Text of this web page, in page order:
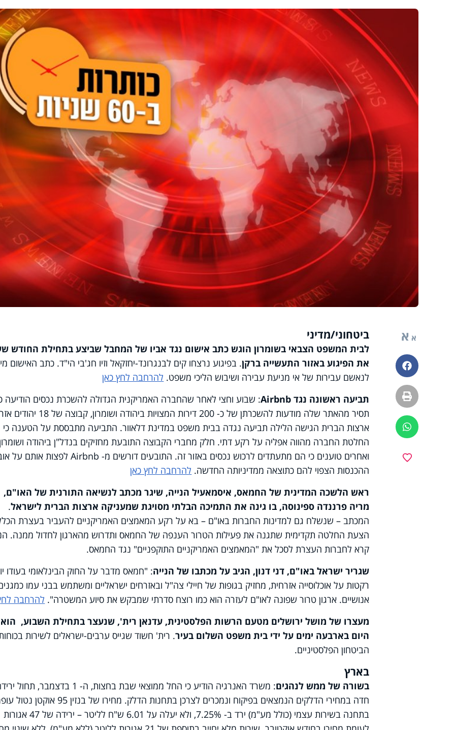
א א
פייסבוק
הדפסה
ווטסאפ
ביטחוני/מדיני
לבית המשפט הצבאי בשומרון הוגש כתב אישום נגד אביו של המחבל שביצע בתחילת החודש
את הפיגוע באזור התעשייה ברקן. בפיגוע נרצחו קים לבנגרונד-יחזקאל וזיו חג'בי הי"ד. כתב האישום
לנאשם עבירות של אי מניעת עבירה ושיבוש הליכי משפט. להרחבה לחץ כאן
תביעה ראשונה נגד Airbnb
: שבוע וחצי לאחר שהחברה האמריקנית הגדולה להשכרת נכסים הודיעה
תסיר מהאתר שלה מודעות להשכרתן של כ- 200 דירות המצויות ביהודה ושומרון,
ארצות הברית הגישה הלילה תביעה נגדה בבית משפט במדינת דלאוור. התביעה מתבססת על הטענה כי
החלטת החברה מהווה אפליה על רקע דתי. חלק מחברי הקבוצה התובעת מחזיקים בנדל"ן ביהודה
ואחרים טוענים כי הם מתעתדים לרכוש נכסים באזור זה. התובעים דורשים מ- Airbnbלפצות אותם על
ההכנסות הצפוי להם כתוצאה ממדיניותה החדשה. להרחבה לחץ כאן
ראש הלשכה המדינית של החמאס, איסמאעיל הנייה, שיגר מכתב לנשיאה התורנית של האו"ם,
מריה פרננדה ספינוסה, בו גינה את התמיכה הבלתי מסויגת שמעניקה ארצות הברית לישראל.
המכתב – שנשלח גם למדינות החברות באו"ם – בא על רקע המאמצים האמריקניים להעביר בעצרת
הצעת החלטה תקדימית שתגנה את פעילות הטרור הענפה של החמאס ותדרוש מהארגון לחדול ממנה.
קרא לחברות העצרת לסכל את "המאמצים האמריקניים התוקפניים" נגד החמאס.
שגריר ישראל באו"ם, דני דנון, הגיב על מכתבו של הנייה: "חמאס מדבר על החוק הבינלאומי בעודו
רקטות על אוכלוסייה אזרחית, מחזיק בגופות של חיילי צה"ל ובאזרחים ישראליים ומשתמש בבני עמו
אנושיים. ארגון טרור שפונה לאו"ם לעזרה הוא כמו רוצח סדרתי שמבקש את סיוע המשטרה". להרחבה
מעצרו של מושל ירושלים מטעם הרשות הפלסטינית, עדנאן רית', שנעצר בתחילת השבוע,
היום בארבעה ימים על ידי בית משפט השלום בעיר. רית' חשוד שגייס ערבים-ישראלים לשירות
הביטחון הפלסטיניים.
בארץ
בשורה של ממש לנהגים
: משרד האנרגיה הודיע כי החל ממוצאי שבת בחצות, ה- 1 בדצמבר, תחול
חדה במחירי הדלקים הנמצאים בפיקוח ונמכרים לצרכן בתחנות הדלק. מחירו של בנזין 95
בתחנה בשירות עצמי (כולל מע"מ) ירד ב- 7.25%, ולא יעלה על 6.01 ש"ח לליטר – ירידה של 47 אגורות